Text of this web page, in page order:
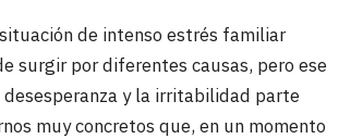
de intenso estrés familiar
surgir por diferentes causas, pero ese
y la irritabilidad parte
muy concretos que, en un momento